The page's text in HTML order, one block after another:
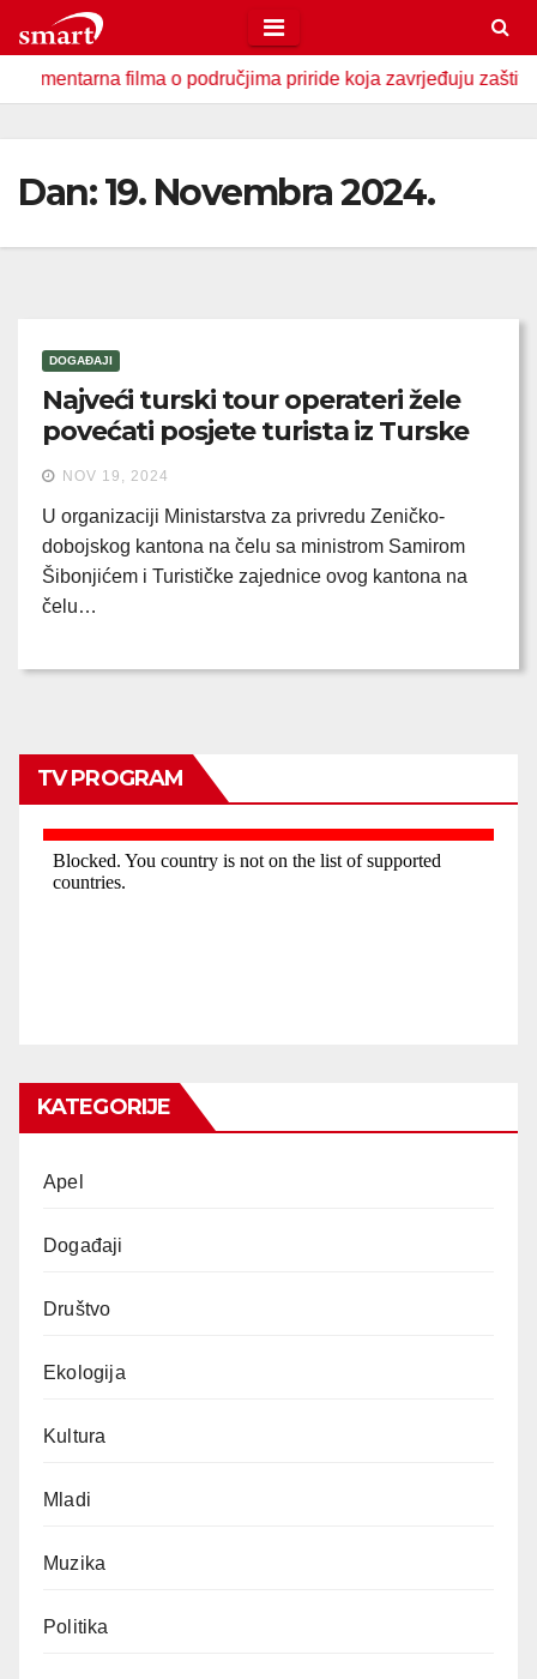
to
content filma o područjima priride koja zavrjeđuju zaštitu
Dan:19. Novembra 2024.
DOGAĐAJI
Najveći turski tour operateri žele
povećati posjete turista iz Turske
NOV 19, 2024
U organizaciji Ministarstva za privredu Zeničko-
dobojskog kantona na čelu sa ministrom Samirom
Šibonjićem i Turističke zajednice ovog kantona na
čelu…
TV PROGRAM
KATEGORIJE
Apel
Događaji
Društvo
Ekologija
Kultura
Mladi
Muzika
Politika